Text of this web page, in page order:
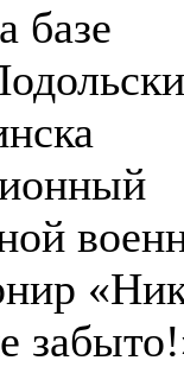
базе